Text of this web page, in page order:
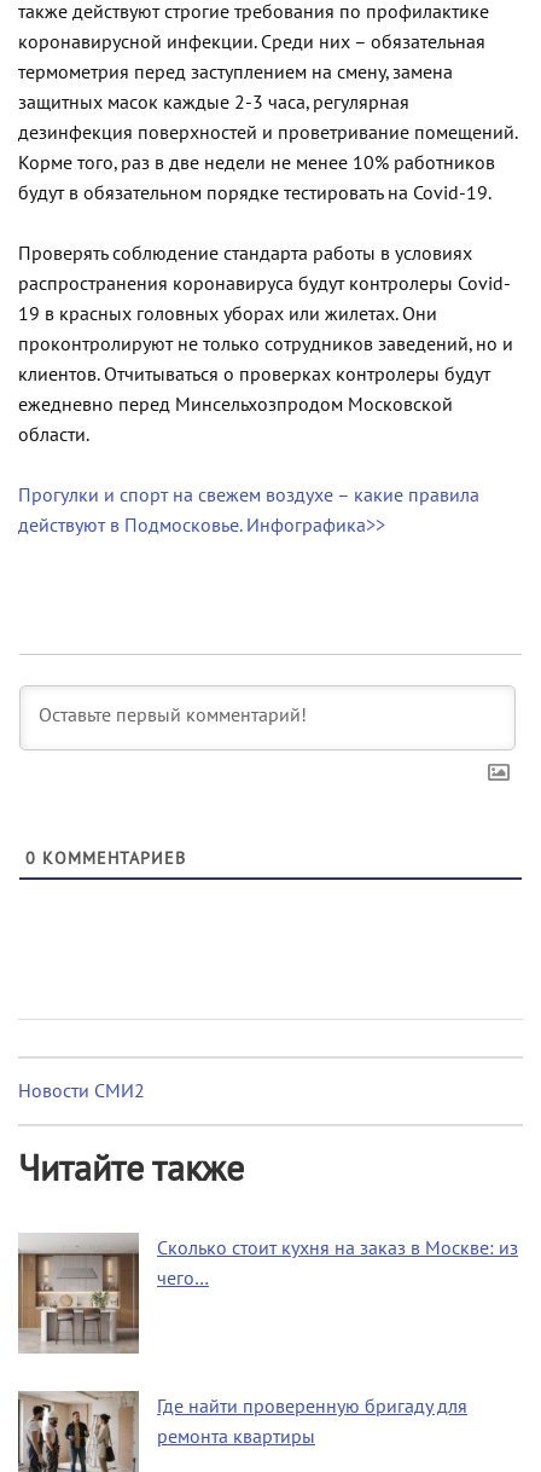
также действуют строгие требования по профилактике
коронавирусной инфекции. Среди них – обязательная
термометрия перед заступлением на смену, замена
защитных масок каждые 2-3 часа, регулярная
дезинфекция поверхностей и проветривание помещений.
Корме того, раз в две недели не менее 10% работников
будут в обязательном порядке тестировать на Covid-19.
Проверять соблюдение стандарта работы в условиях
распространения коронавируса будут контролеры Covid-
19 в красных головных уборах или жилетах. Они
проконтролируют не только сотрудников заведений, но и
клиентов. Отчитываться о проверках контролеры будут
ежедневно перед Минсельхозпродом Московской
области.
Прогулки и спорт на свежем воздухе – какие правила
действуют в Подмосковье. Инфографика>>
0 КОММЕНТАРИЕВ
Новости СМИ2
Читайте также
Сколько стоит кухня на заказ в Москве: из
чего…
Где найти проверенную бригаду для
ремонта квартиры